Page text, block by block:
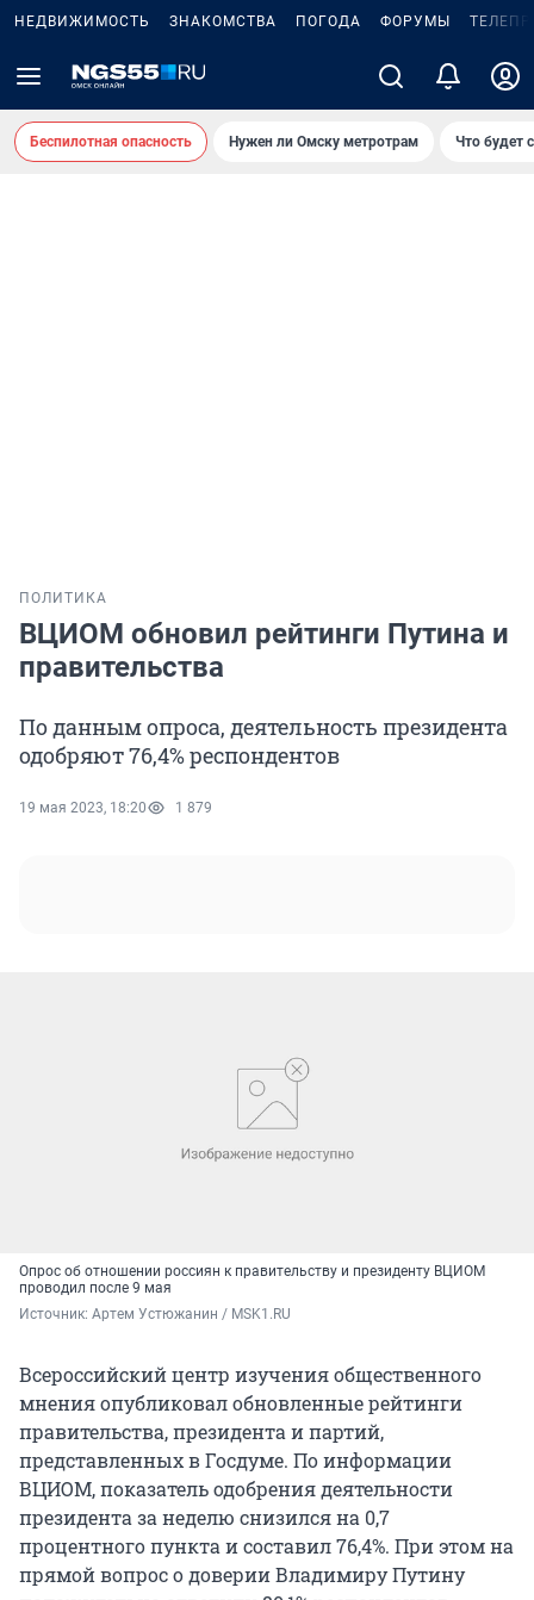
НЕДВИЖИМОСТЬ ЗНАКОМСТВА ПОГОДА ФОРУМЫ
Беспилотная опасность Нужен ли Омску метротрам Что будет
ПОЛИТИКА
ВЦИОМ обновил рейтинги Путина и
правительства
По данным опроса, деятельность президента
одобряют 76,4% респондентов
19 мая 2023, 18:20 1 879
Опрос об отношении россиян к правительству и президенту ВЦИОМ
проводил после 9 мая
Источник: Артем Устюжанин / MSK1.RU
Всероссийский центр изучения общественного
мнения опубликовал обновленные рейтинги
правительства, президента и партий,
представленных в Госдуме. По информации
ВЦИОМ, показатель одобрения деятельности
президента за неделю снизился на 0,7
процентного пункта и составил 76,4%. При этом на
прямой вопрос о доверии Владимиру Путину